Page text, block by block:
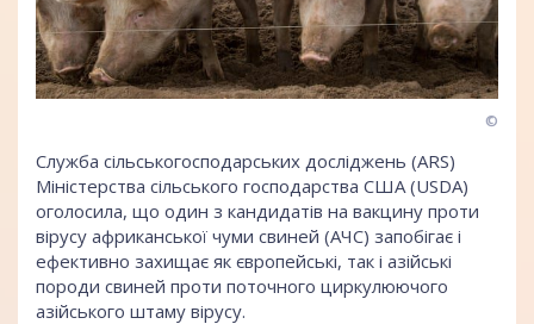
©
Служба сільськогосподарських досліджень (ARS)
Міністерства сільського господарства США (USDA)
оголосила, що один з кандидатів на вакцину проти
вірусу африканської чуми свиней (АЧС) запобігає і
ефективно захищає як європейські, так і азійські
породи свиней проти поточного циркулюючого
азійського штаму вірусу.